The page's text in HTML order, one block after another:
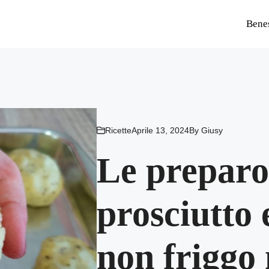
RicetteAprile 13, 2024By Giusy
Le
prosciutto
non friggo